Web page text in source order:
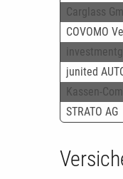
Carglass
COVOMO
junited
Kassen-
STRATO AG